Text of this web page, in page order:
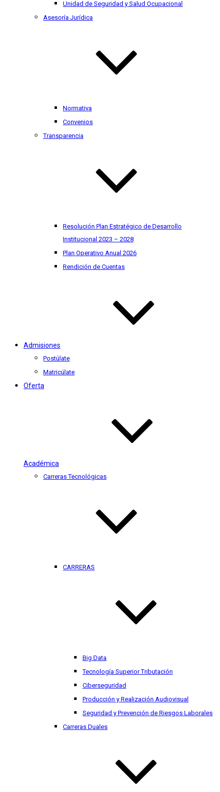
Unidad de Seguridad y Salud Ocupacional
Asesoría Jurídica
Normativa
Convenios
Transparencia
Resolución Plan Estratégico de Desarrollo
Institucional 2023 – 2028
Plan Operativo Anual 2026
Rendición de Cuentas
Admisiones
Postúlate
Matricúlate
Oferta
Académica
Carreras Tecnológicas
CARRERAS
Big Data
Tecnología Superior Tributación
Ciberseguridad
Producción y Realización Audiovisual
Seguridad y Prevención de Riesgos Laborales
Carreras Duales